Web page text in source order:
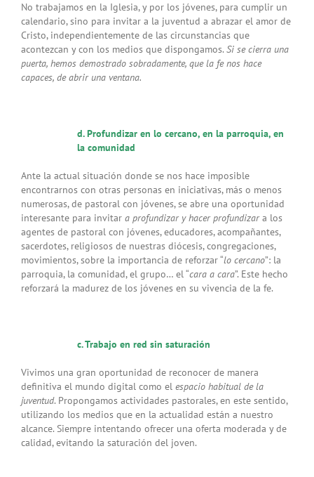
No trabajamos en la Iglesia, y por los jóvenes, para cumplir un
calendario, sino para invitar a la juventud a abrazar el amor de
Cristo, independientemente de las circunstancias que
acontezcan y con los medios que dispongamos. Si se cierra una
puerta, hemos demostrado sobradamente, que la fe nos hace
capaces, de abrir una ventana.
d. Profundizar en lo cercano, en la parroquia, en
la comunidad
Ante la actual situación donde se nos hace imposible
encontrarnos con otras personas en iniciativas, más o menos
numerosas, de pastoral con jóvenes, se abre una oportunidad
interesante para invitar a profundizar y hacer profundizara los
agentes de pastoral con jóvenes, educadores, acompañantes,
sacerdotes, religiosos de nuestras diócesis, congregaciones,
movimientos, sobre la importancia de reforzar “lo cercano”: la
parroquia, la comunidad, el grupo… el “cara a cara”. Este hecho
reforzará la madurez de los jóvenes en su vivencia de la fe.
c. Trabajo en red sin saturación
Vivimos una gran oportunidad de reconocer de manera
definitiva el mundo digital como el espacio habitual de la
juventud. Propongamos actividades pastorales, en este sentido,
utilizando los medios que en la actualidad están a nuestro
alcance. Siempre intentando ofrecer una oferta moderada y de
calidad, evitando la saturación del joven.